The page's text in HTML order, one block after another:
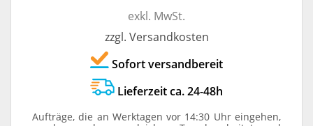
exkl. MwSt.
zzgl. Versandkosten
Sofort versandbereit
Lieferzeit ca. 24-48h
Aufträge, die an Werktagen vor 14:30 Uhr eingehen,